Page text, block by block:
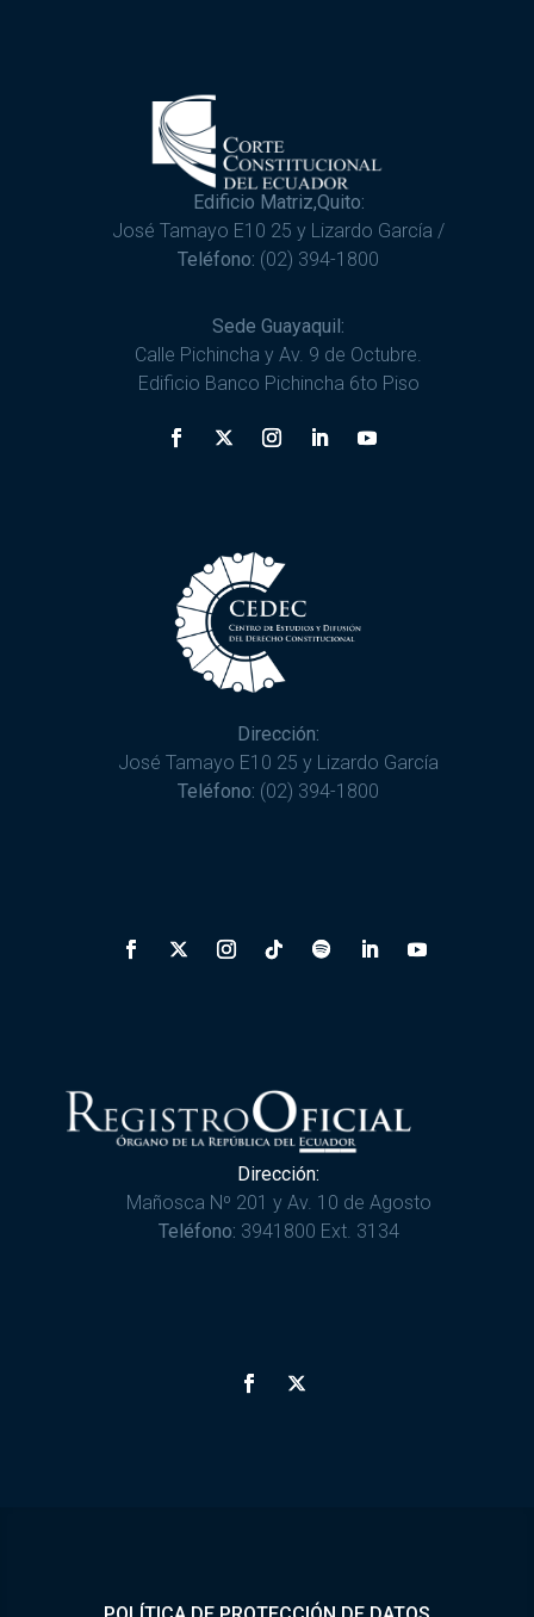
Edificio Matriz,Quito:
José Tamayo E10 25 y Lizardo García /
Teléfono: (02) 394-1800
Sede Guayaquil:
Calle Pichincha y Av. 9 de Octubre.
Edificio Banco Pichincha 6to Piso
Dirección:
José Tamayo E10 25 y Lizardo García
Teléfono: (02) 394-1800
Dirección:
Mañosca Nº 201 y Av. 10 de Agosto
Teléfono: 3941800 Ext. 3134